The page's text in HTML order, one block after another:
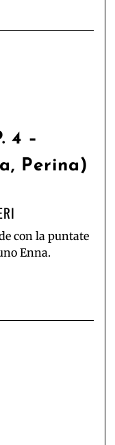
4 –
Perina)
con la puntate
Enna.